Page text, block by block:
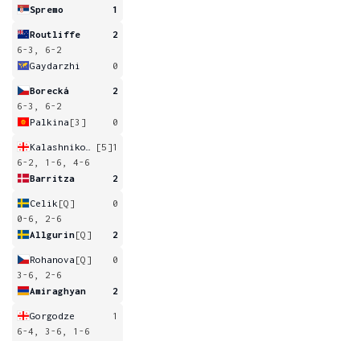
Spremo
1
Routliffe
2
6-3, 6-2
Gaydarzhi
0
Borecká
2
6-3, 6-2
Palkina [3] 0
[5]1
6-2, 1-6, 4-6
Barritza
2
Celik [Q]
0
0-6, 2-6
Allgurin[Q] 2
Rohanova [Q]
0
3-6, 2-6
Amiraghyan
2
Gorgodze
1
6-4, 3-6, 1-6